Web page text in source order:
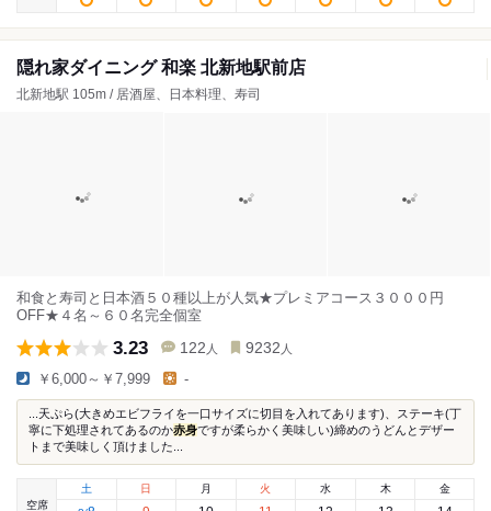
隠れ家ダイニング 和楽 北新地駅前店
北新地駅 105m / 居酒屋、日本料理、寿司
和食と寿司と日本酒５０種以上が人気★プレミアコース３０００円
OFF★４名～６０名完全個室
3.23 122 人 9232 人
￥6,000～￥7,999 -
...天ぷら(大きめエビフライを一口サイズに切目を入れてあります)、ステーキ(丁
寧に下処理されてあるのか赤身ですが柔らかく美味しい)締めのうどんとデザー
トまで美味しく頂けました...
空席
土
日 月 火 水 木 金